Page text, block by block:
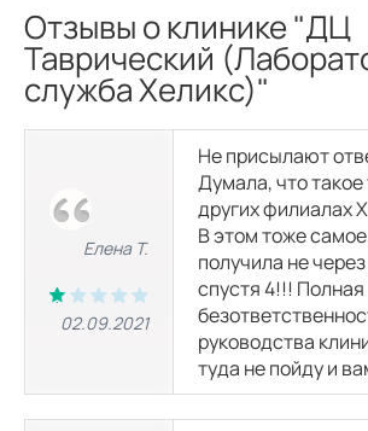
Отзывы о клинике "ДЦ
Таврический
служба Хеликс)"
Елена Т.
02.09.2021
Не присылают
Думала, что такое
других филиалах
В этом тоже
получила не
спустя 4!!! Полная
руководства
туда не пойду и